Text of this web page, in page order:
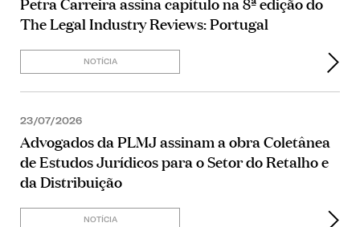
The Legal Industry Reviews: Portugal
NOTÍCIA
23/07/2026
Advogados da PLMJ assinam a obra Coletânea
de Estudos Jurídicos para o Setor do Retalho e
da Distribuição
NOTÍCIA